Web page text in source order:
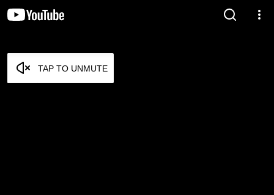
TAP TO UNMUTE